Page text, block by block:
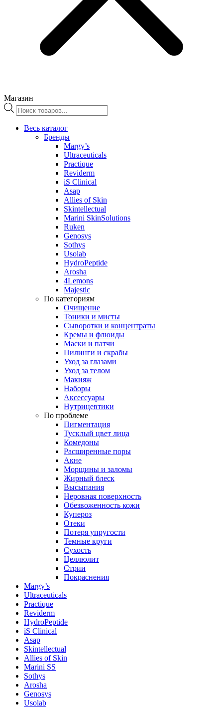
Магазин
Поиск
товаров
Весь каталог
Бренды
Margy’s
Ultraceuticals
Practique
Reviderm
iS Clinical
Asap
Allies of Skin
Skintellectual
Marini SkinSolutions
Ruken
Genosys
Sothys
Usolab
HydroPeptide
Arosha
4Lemons
Majestic
По категориям
Очищение
Тоники и мисты
Сыворотки и концентраты
Кремы и флюиды
Маски и патчи
Пилинги и скрабы
Уход за глазами
Уход за телом
Макияж
Наборы
Аксессуары
Нутрицевтики
По проблеме
Пигментация
Тусклый цвет лица
Комедоны
Расширенные поры
Акне
Морщины и заломы
Жирный блеск
Высыпания
Неровная поверхность
Обезвоженность кожи
Купероз
Отеки
Потеря упругости
Темные круги
Сухость
Целлюлит
Стрии
Покраснения
Margy’s
Ultraceuticals
Practique
Reviderm
HydroPeptide
iS Clinical
Asap
Skintellectual
Allies of Skin
Marini SS
Sothys
Arosha
Genosys
Usolab